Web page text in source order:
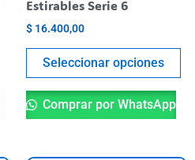
Estirables Serie 6
$ 16.400,00
Seleccionar opciones
Comprar por WhatsApp